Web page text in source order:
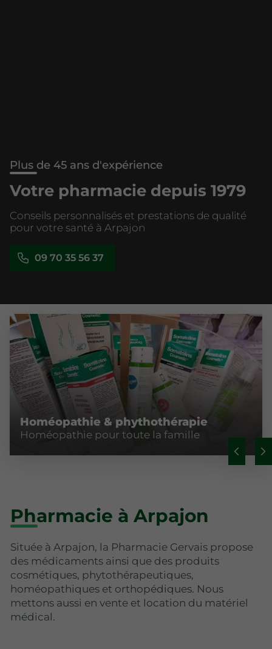
Plus de 45 ans d'expérience
Votre pharmacie depuis 1979
Conseils personnalisés et prestations de qualité
pour votre santé à Arpajon
09 70 35 56 37
Homéopathie & phythothérapie
Homéopathie pour toute la famille
Pharmacie à Arpajon
Située à Arpajon, la Pharmacie Gervais propose
des médicaments ainsi que des produits
cosmétiques, phytothérapeutiques,
homéopathiques et orthopédiques. Nous
mettons aussi en vente et location du matériel
médical.